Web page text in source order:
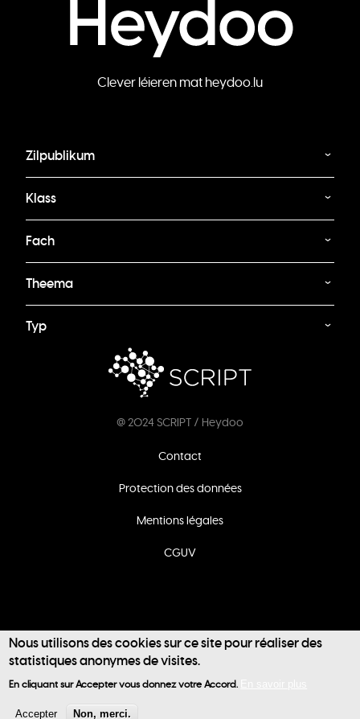
User
account
Clever léieren mat heydoo.lu
Zilpublikum
Klass
Fach
Theema
Typ
@ 2024 SCRIPT / Heydoo
Contact
Protection des données
Mentions légales
CGUV
Nous utilisons des cookies sur ce site pour réaliser des
statistiques anonymes de visites.
En cliquant sur Accepter vous donnez votre Accord.
Accepter Non, merci.